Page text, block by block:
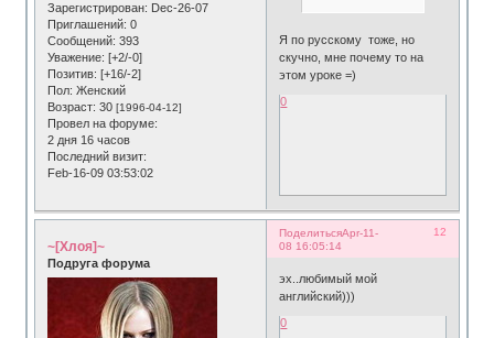
Зарегистрирован: Dec-26-07
Приглашений: 0
Сообщений: 393
Уважение: [+2/-0]
Позитив: [+16/-2]
Пол: Женский
Возраст: 30[1996-04-12]
Провел на форуме:
2 дня 16 часов
Последний визит:
Feb-16-09 03:53:02
Я по русскому тоже, но
скучно, мне почему то на
этом уроке =)
0
Поделиться 12
Apr-11-
08 16:05:14
~[Хлоя]~
Подруга форума
эх..любимый мой
английский)))
0